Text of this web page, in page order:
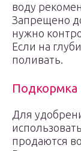
воду
Запрещено
нужно
Если на
поливать.
Подкормка
Для
продаются